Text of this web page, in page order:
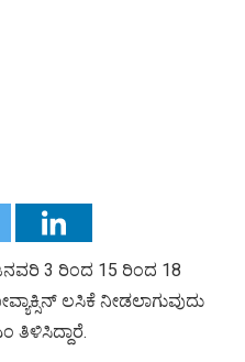
3 ರಿಂದ 15 ರಿಂದ 18
ಲಸಿಕೆ ನೀಡಲಾಗುವುದು
ತಿಳಿಸಿದ್ದಾರೆ.